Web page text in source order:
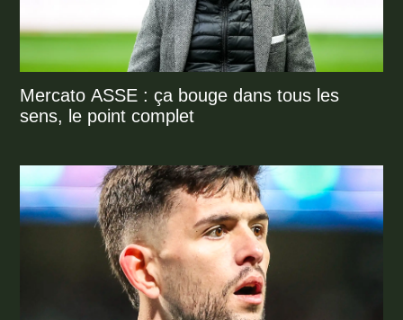
Mercato ASSE : ça bouge dans tous les
sens, le point complet